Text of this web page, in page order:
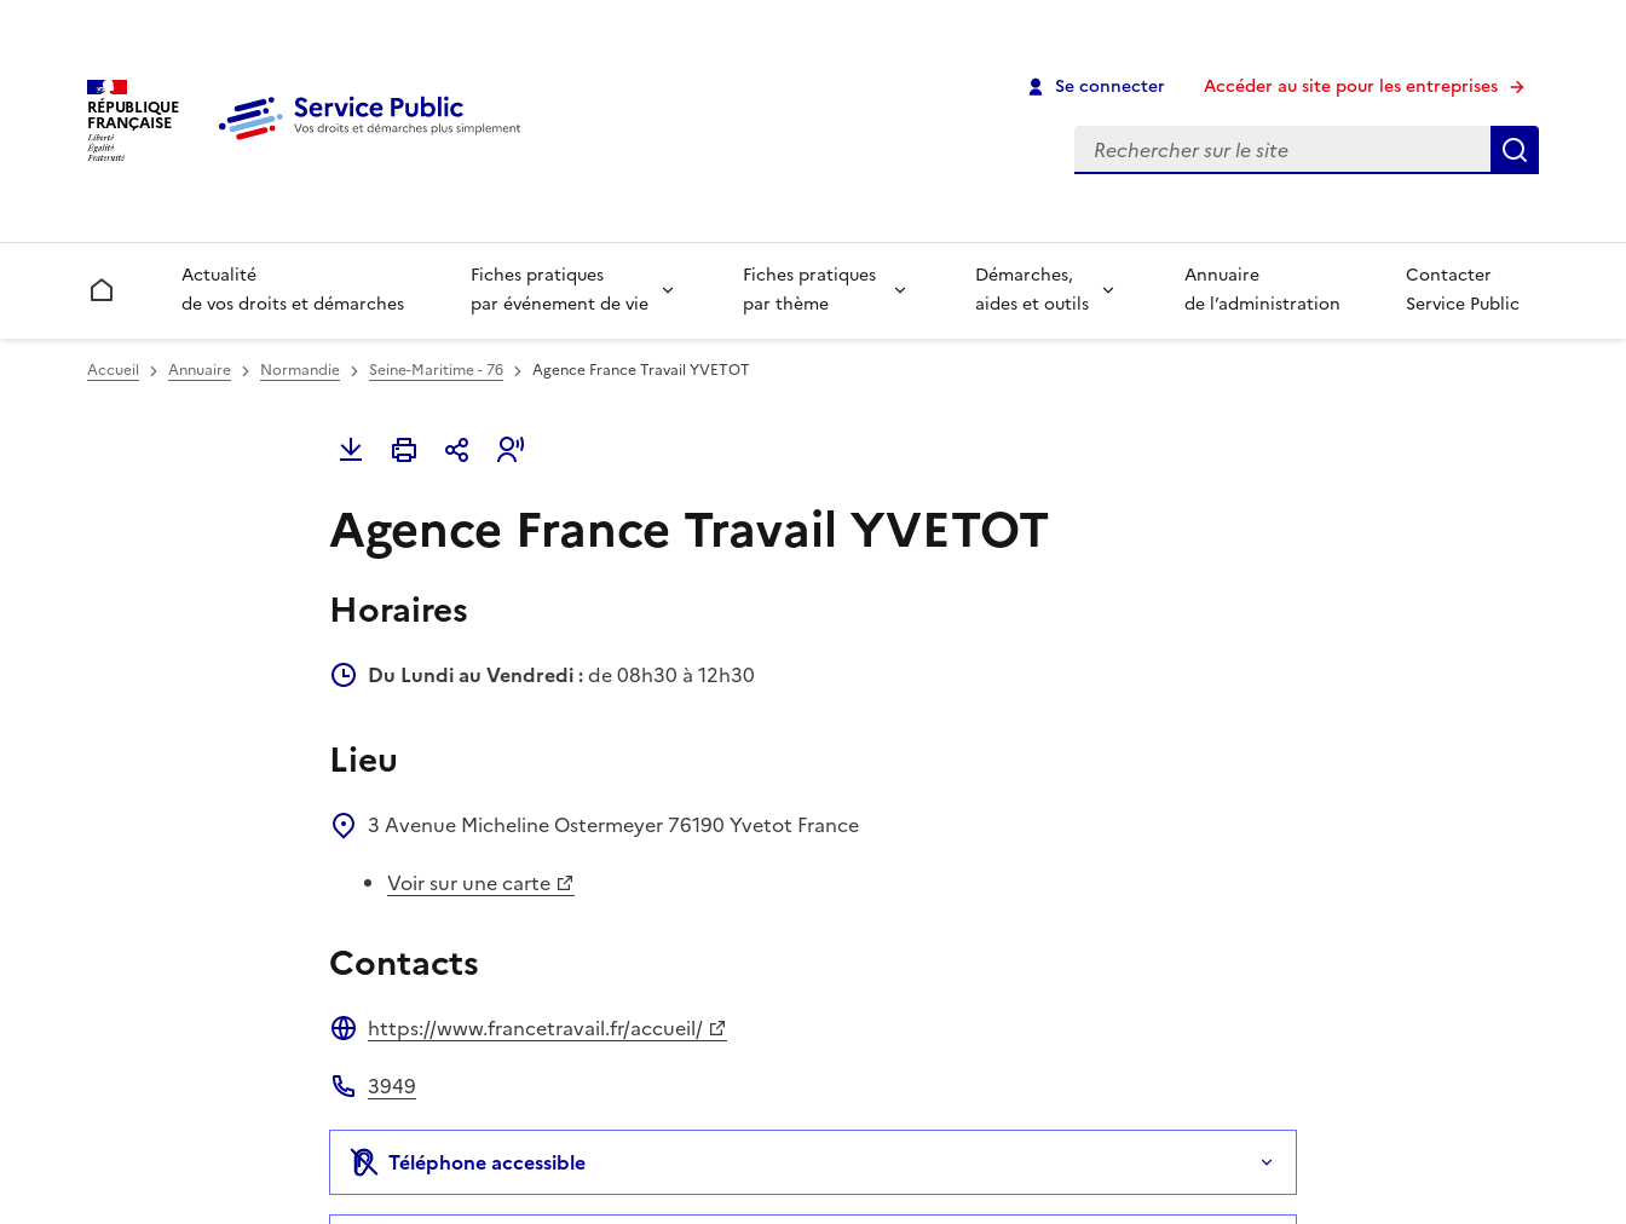
RÉPUBLIQUE
FRANÇAISE
Se connecter Accéder au site pour les entreprises
Recherche
Accueil
Actualité
de vos droits et démarches
Fiches pratiques
par événement de vie
Fiches pratiques
par thème
Démarches,
aides et outils
Annuaire
de l’administration
Contacter
Service Public
Accueil Annuaire Normandie Seine-Maritime - 76 Agence France Travail YVETOT
Agence France Travail YVETOT
Horaires
Du Lundi au Vendredi :de 08h30 à 12h30
Lieu
3 Avenue Micheline Ostermeyer 76190 Yvetot France
Voir sur une carte
Contacts
https://www.francetravail.fr/accueil/
3949
Téléphone accessible